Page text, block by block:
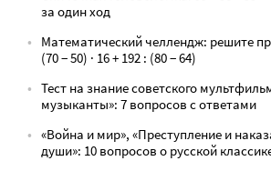
за один ход
Математический челлендж: решите
(70 − 50) · 16 + 192 : (80 − 64)
Тест на знание советского
музыканты»: 7 вопросов с ответами
«Война и мир», «Преступление и
души»: 10 вопросов о русской